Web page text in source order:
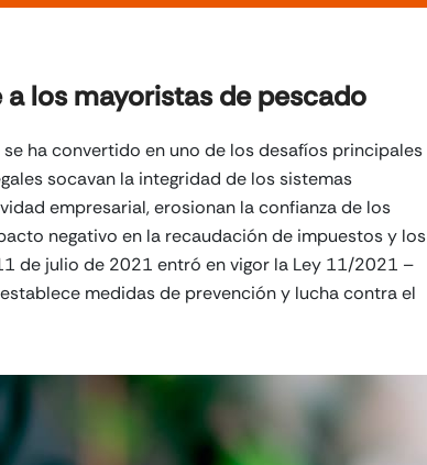
los mayoristas de pescado
ha convertido en uno de los desafíos principales
socavan la integridad de los sistemas
empresarial, erosionan la confianza de los
negativo en la recaudación de impuestos y los
de julio de 2021 entró en vigor la Ley 11/2021 –
medidas de prevención y lucha contra el